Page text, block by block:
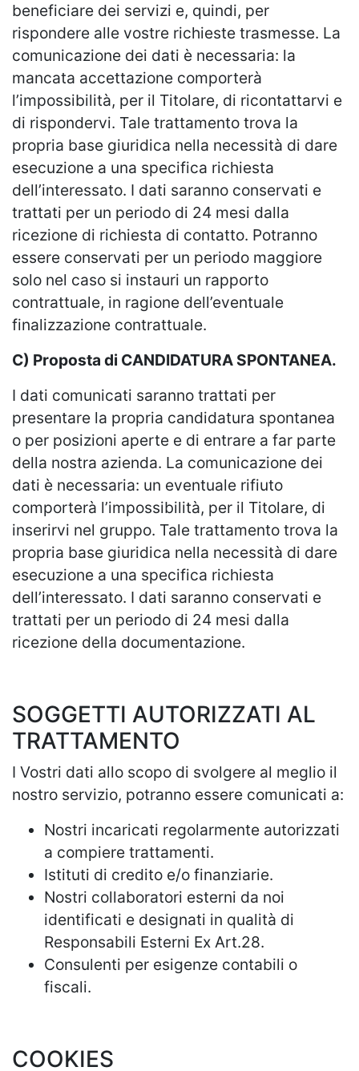
beneficiare dei servizi e, quindi, per
rispondere alle vostre richieste trasmesse. La
comunicazione dei dati è necessaria: la
mancata accettazione comporterà
l’impossibilità, per il Titolare, di ricontattarvi e
di rispondervi. Tale trattamento trova la
propria base giuridica nella necessità di dare
esecuzione a una specifica richiesta
dell’interessato. I dati saranno conservati e
trattati per un periodo di 24 mesi dalla
ricezione di richiesta di contatto. Potranno
essere conservati per un periodo maggiore
solo nel caso si instauri un rapporto
contrattuale, in ragione dell’eventuale
finalizzazione contrattuale.
C) Proposta di CANDIDATURA SPONTANEA.
I dati comunicati saranno trattati per
presentare la propria candidatura spontanea
o per posizioni aperte e di entrare a far parte
della nostra azienda. La comunicazione dei
dati è necessaria: un eventuale rifiuto
comporterà l’impossibilità, per il Titolare, di
inserirvi nel gruppo. Tale trattamento trova la
propria base giuridica nella necessità di dare
esecuzione a una specifica richiesta
dell’interessato. I dati saranno conservati e
trattati per un periodo di 24 mesi dalla
ricezione della documentazione.
SOGGETTI AUTORIZZATI AL
TRATTAMENTO
I Vostri dati allo scopo di svolgere al meglio il
nostro servizio, potranno essere comunicati a:
Nostri incaricati regolarmente autorizzati
a compiere trattamenti.
Istituti di credito e/o finanziarie.
Nostri collaboratori esterni da noi
identificati e designati in qualità di
Responsabili Esterni Ex Art.28.
Consulenti per esigenze contabili o
fiscali.
COOKIES